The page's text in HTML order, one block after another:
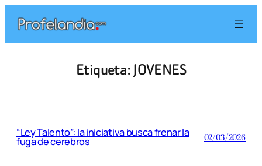
contenido
Etiqueta:JOVENES
“Ley Talento”: la iniciativa busca frenar la
fuga de cerebros 02/03/2026